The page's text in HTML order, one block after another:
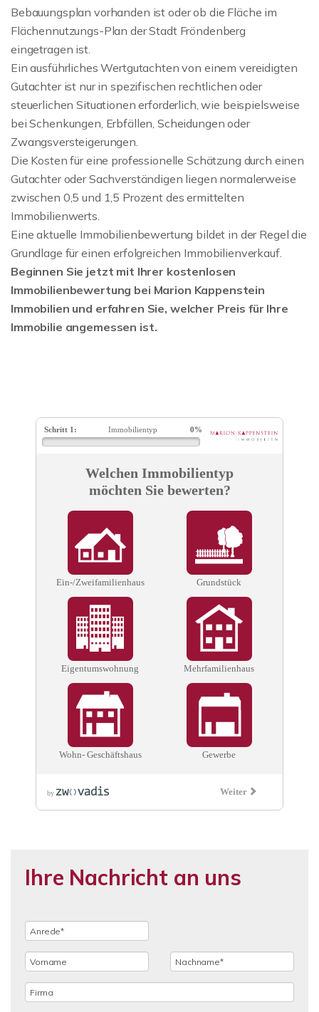
Bebauungsplan vorhanden ist oder ob die Fläche im
Flächennutzungs-Plan der Stadt Fröndenberg
eingetragen ist.
Ein ausführliches Wertgutachten von einem vereidigten
Gutachter ist nur in spezifischen rechtlichen oder
steuerlichen Situationen erforderlich, wie beispielsweise
bei Schenkungen, Erbfällen, Scheidungen oder
Zwangsversteigerungen.
Die Kosten für eine professionelle Schätzung durch einen
Gutachter oder Sachverständigen liegen normalerweise
zwischen 0,5 und 1,5 Prozent des ermittelten
Immobilienwerts.
Eine aktuelle Immobilienbewertung bildet in der Regel die
Grundlage für einen erfolgreichen Immobilienverkauf.
Beginnen Sie jetzt mit Ihrer kostenlosen
Immobilienbewertung bei Marion Kappenstein
Immobilien und erfahren Sie, welcher Preis für Ihre
Immobilie angemessen ist.
Ihre Nachricht an uns